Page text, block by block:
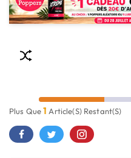
Plus Que1 Article(s) Restant(s)